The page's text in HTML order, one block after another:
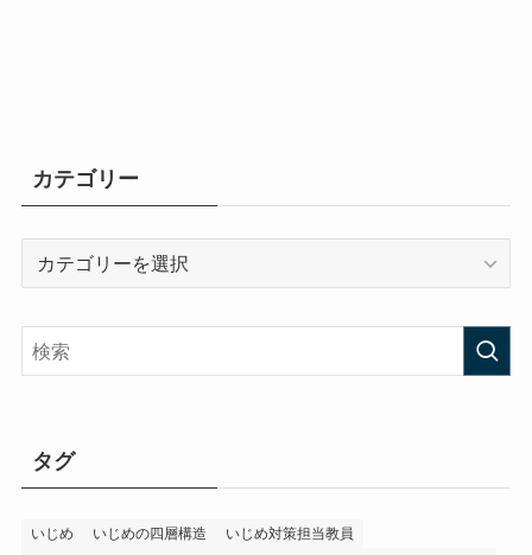
カテゴリー
リ
ー
タグ
いじめ いじめの四層構造
いじめ対策担当教員